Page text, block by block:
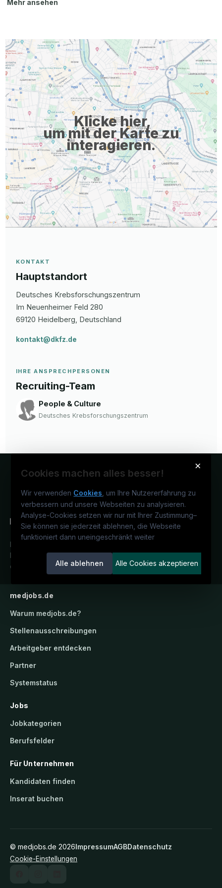
dem Studium zurückzuziehen, sich einem ausgewiesenen
Labor am Deutschen Krebsforschungszentrum (DKFZ)
anzuschließen und in diesem internationalen
Wissenschaftsumfeld ein anspruchsvolles Dissertationsprojekt
durchzuführen. Die Stipendiat:innen sind angehalten, sich für ...
Mehr ansehen
Klicke hier,
um mit der Karte zu
interagieren.
KONTAKT
Hauptstandort
Deutsches Krebsforschungszentrum
Im Neuenheimer Feld 280
69120 Heidelberg , Deutschland
kontakt@dkfz.de
IHRE ANSPRECHPERSONEN
Recruiting-Team
People & Culture
Deutsches Krebsforschungszentrum
×
Cookies machen alles besser!
Wir verwenden Cookies , um Ihre Nutzererfahrung zu
verbessern und unsere Webseiten zu analysieren.
Analyse-Cookies setzen wir nur mit Ihrer Zustimmung–
Sie können sie jederzeit ablehnen, die Webseite
funktioniert dann uneingeschränkt weiter
Alle ablehnen Alle Cookies akzeptieren
Deutschlands medizinisches
Karriereportal.Ein Service der
candidatis GmbH.
medjobs.de
Warum medjobs.de?
Stellenausschreibungen
Arbeitgeber entdecken
Partner
Systemstatus
Jobs
Jobkategorien
Berufsfelder
Für Unternehmen
Kandidaten finden
Inserat buchen
© medjobs.de 2026ImpressumAGBDatenschutz
Cookie-Einstellungen